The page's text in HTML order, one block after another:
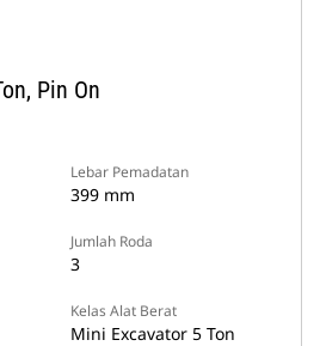
Pin On
Lebar Pemadatan
399 mm
Jumlah Roda
3
Kelas Alat Berat
Mini Excavator 5 Ton